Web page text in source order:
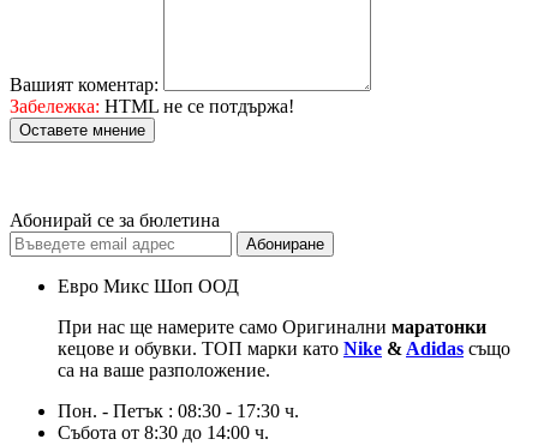
Вашият коментар:
Забележка: HTML не се потдържа!
Оставете мнение
Абонирай се за бюлетина
Абониране
Евро Микс Шоп ООД
При нас ще намерите само Оригинални маратонки
кецове и обувки. ТОП марки като Nike & Adidas също
са на ваше разположение.
Пон. - Петък : 08:30 - 17:30 ч.
Събота от 8:30 до 14:00 ч.